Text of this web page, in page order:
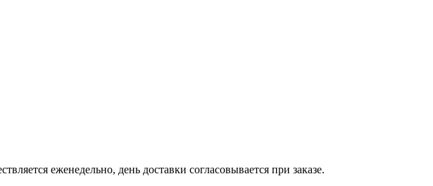
еженедельно, день доставки согласовывается при заказе.